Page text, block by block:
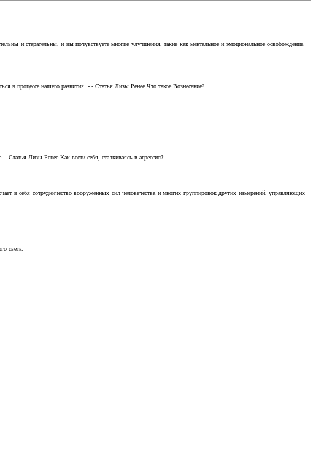
и старательны, и вы почувствуете многие улучшения, такие как ментальное и эмоциональное освобождение.
в процессе нашего развития. - - Статья Лизы Ренее Что такое Вознесение?
Статья Лизы Ренее Как вести себя, сталкиваясь в агрессией
в себя сотрудничество вооруженных сил человечества и многих группировок других измерений, управляющих
света.